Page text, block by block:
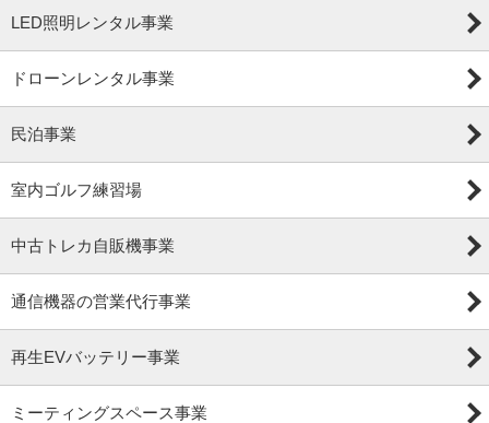
LED照明レンタル事業
ドローンレンタル事業
民泊事業
室内ゴルフ練習場
中古トレカ自販機事業
通信機器の営業代行事業
再生EVバッテリー事業
ミーティングスペース事業